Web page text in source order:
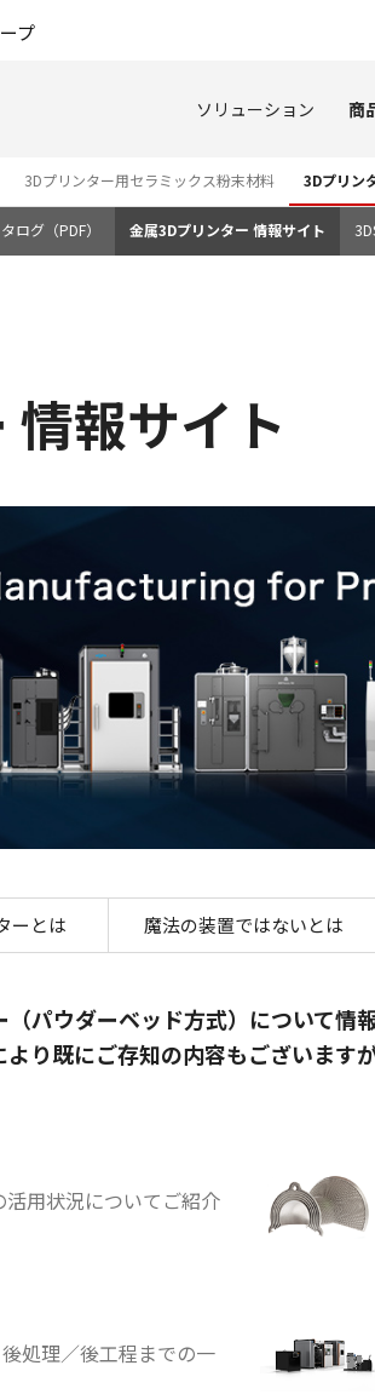
プ
ソリューション 商
3Dプリンター用セラミックス粉末材料 3Dプリン
ログ（PDF） 金属3Dプリンター 情報サイト
報サイト
金属3Dプリ
ーとは 魔法の装置ではないとは
パウダーベッド方式）について情
り既にご存知の内容もございます
用状況についてご紹介
処理／後工程までの一